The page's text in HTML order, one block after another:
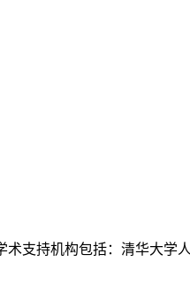
支持机构包括：清华大学